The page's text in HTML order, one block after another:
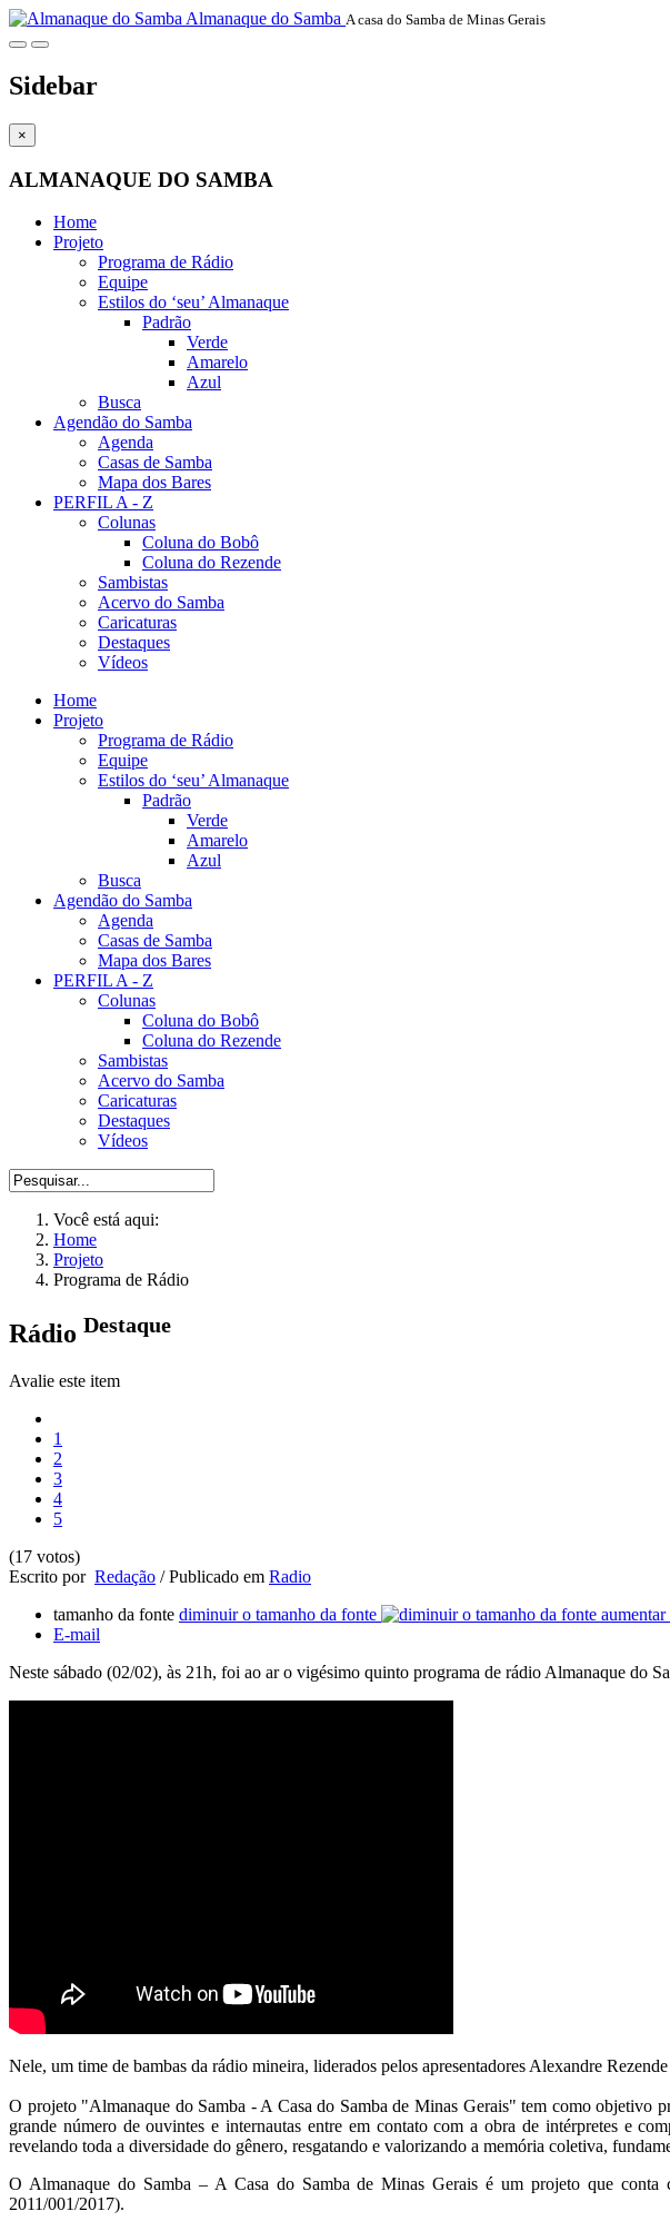
Almanaque do Samba A casa do Samba de Minas Gerais
Sidebar
×
ALMANAQUE DO SAMBA
Home
Projeto
Programa de Rádio
Equipe
Estilos do ‘seu’ Almanaque
Padrão
Verde
Amarelo
Azul
Busca
Agendão do Samba
Agenda
Casas de Samba
Mapa dos Bares
PERFIL A - Z
Colunas
Coluna do Bobô
Coluna do Rezende
Sambistas
Acervo do Samba
Caricaturas
Destaques
Vídeos
Home
Projeto
Programa de Rádio
Equipe
Estilos do ‘seu’ Almanaque
Padrão
Verde
Amarelo
Azul
Busca
Agendão do Samba
Agenda
Casas de Samba
Mapa dos Bares
PERFIL A - Z
Colunas
Coluna do Bobô
Coluna do Rezende
Sambistas
Acervo do Samba
Caricaturas
Destaques
Vídeos
Você está aqui:
Home
Projeto
Programa de Rádio
Rádio Destaque
Avalie este item
1
2
3
4
5
(17 votos)
Escrito por Redação /Publicado em Radio
tamanho da fonte diminuir o tamanho da fonte
E-mail
Neste sábado (02/02), às 21h, foi ao ar o vigésimo quinto programa de rádio Almanaque do
Nele, um time de bambas da rádio mineira, liderados pelos apresentadores Alexandre
O projeto "Almanaque do Samba - A Casa do Samba de Minas Gerais" tem como objetivo
grande número de ouvintes e internautas entre em contato com a obra de intérpretes e
revelando toda a diversidade do gênero, resgatando e valorizando a memória coletiva,
O Almanaque do Samba – A Casa do Samba de Minas Gerais é um projeto que
2011/001/2017).